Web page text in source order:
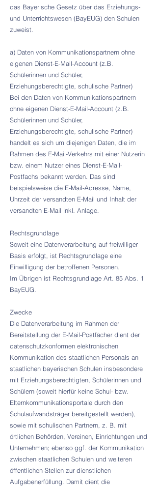
das Bayerische Gesetz über das Erziehungs-
und Unterrichtswesen (BayEUG) den Schulen
zuweist.
a) Daten von Kommunikationspartnern ohne
eigenen Dienst-E-Mail-Account (z.B.
Schülerinnen und Schüler,
Erziehungsberechtigte, schulische Partner)
Bei den Daten von Kommunikationspartnern
ohne eigenen Dienst-E-Mail-Account (z.B.
Schülerinnen und Schüler,
Erziehungsberechtigte, schulische Partner)
handelt es sich um diejenigen Daten, die im
Rahmen des E-Mail-Verkehrs mit einer Nutzerin
bzw. einem Nutzer eines Dienst-E-Mail-
Postfachs bekannt werden. Das sind
beispielsweise die E-Mail-Adresse, Name,
Uhrzeit der versandten E-Mail und Inhalt der
versandten E-Mail inkl. Anlage.
Rechtsgrundlage
Soweit eine Datenverarbeitung auf freiwilliger
Basis erfolgt, ist Rechtsgrundlage eine
Einwilligung der betroffenen Personen.
Im Übrigen ist Rechtsgrundlage Art. 85 Abs. 1
BayEUG.
Zwecke
Die Datenverarbeitung im Rahmen der
Bereitstellung der E-Mail-Postfächer dient der
datenschutzkonformen elektronischen
Kommunikation des staatlichen Personals an
staatlichen bayerischen Schulen insbesondere
mit Erziehungsberechtigten, Schülerinnen und
Schülern (soweit hierfür keine Schul- bzw.
Elternkommunikationsportale durch den
Schulaufwandsträger bereitgestellt werden),
sowie mit schulischen Partnern, z. B. mit
örtlichen Behörden, Vereinen, Einrichtungen und
Unternehmen; ebenso ggf. der Kommunikation
zwischen staatlichen Schulen und weiteren
öffentlichen Stellen zur dienstlichen
Aufgabenerfüllung. Damit dient die